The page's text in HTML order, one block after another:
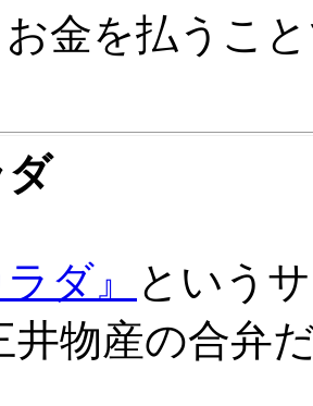
金を払うこ
ダ
ダ』
という
井物産の合弁